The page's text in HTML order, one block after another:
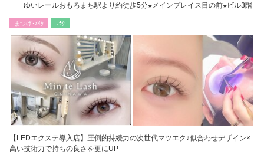
ゆいレールおもろまち駅より約徒歩5分★メインプレイス目の前★ビル3階
まつげ･ﾒｲｸ ﾘﾗｸ
【LEDエクステ導入店】圧倒的持続力の次世代マツエク♪似合わせデザイン×
高い技術力で持ちの良さを更にUP